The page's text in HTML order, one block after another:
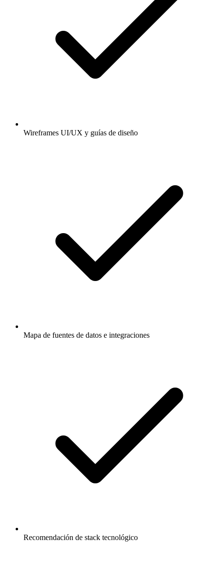
Wireframes UI/UX y guías de diseño
Mapa de fuentes de datos e integraciones
Recomendación de stack tecnológico